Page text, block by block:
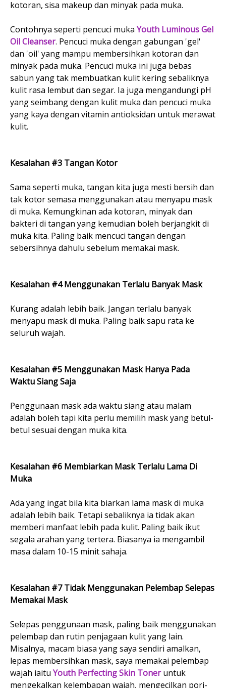
kotoran, sisa makeup dan minyak pada muka.
Contohnya seperti pencuci muka Youth Luminous Gel
Oil Cleanser. Pencuci muka dengan gabungan 'gel'
dan 'oil' yang mampu membersihkan kotoran dan
minyak pada muka. Pencuci muka ini juga bebas
sabun yang tak membuatkan kulit kering sebaliknya
kulit rasa lembut dan segar. Ia juga mengandungi pH
yang seimbang dengan kulit muka dan pencuci muka
yang kaya dengan vitamin antioksidan untuk merawat
kulit.
Kesalahan #3 Tangan Kotor
Sama seperti muka, tangan kita juga mesti bersih dan
tak kotor semasa menggunakan atau menyapu mask
di muka. Kemungkinan ada kotoran, minyak dan
bakteri di tangan yang kemudian boleh berjangkit di
muka kita. Paling baik mencuci tangan dengan
sebersihnya dahulu sebelum memakai mask.
Kesalahan #4 Menggunakan Terlalu Banyak Mask
Kurang adalah lebih baik. Jangan terlalu banyak
menyapu mask di muka. Paling baik sapu rata ke
seluruh wajah.
Kesalahan #5 Menggunakan Mask Hanya Pada
Waktu Siang Saja
Penggunaan mask ada waktu siang atau malam
adalah boleh tapi kita perlu memilih mask yang betul-
betul sesuai dengan muka kita.
Kesalahan #6 Membiarkan Mask Terlalu Lama Di
Muka
Ada yang ingat bila kita biarkan lama mask di muka
adalah lebih baik. Tetapi sebaliknya ia tidak akan
memberi manfaat lebih pada kulit. Paling baik ikut
segala arahan yang tertera. Biasanya ia mengambil
masa dalam 10-15 minit sahaja.
Kesalahan #7 Tidak Menggunakan Pelembap Selepas
Memakai Mask
Selepas penggunaan mask, paling baik menggunakan
pelembap dan rutin penjagaan kulit yang lain.
Misalnya, macam biasa yang saya sendiri amalkan,
lepas membersihkan mask, saya memakai pelembap
wajah iaitu Youth Perfecting Skin Toneruntuk
mengekalkan kelembapan wajah, mengecilkan pori-